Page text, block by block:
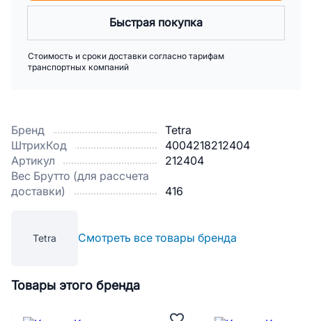
Бренд
Tetra
ШтрихКод
4004218212404
Артикул
212404
Вес Брутто (для рассчета
доставки)
416
Tetra Смотреть все товары бренда
Быстрая покупка
Стоимость и сроки доставки согласно тарифам
транспортных компаний
Товары этого бренда